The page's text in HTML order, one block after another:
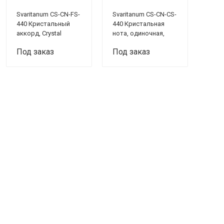
Svaritanum CS-CN-FS-
440 Кристальный
аккорд, Crystal
Под заказ
Svaritanum CS-CN-CS-
440 Кристальная
нота, одиночная,
Под заказ